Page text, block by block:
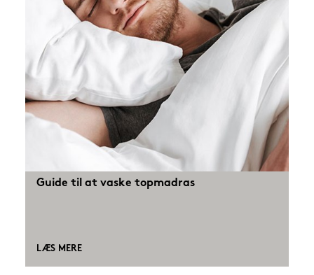
Guide til at vaske topmadras
LÆS MERE